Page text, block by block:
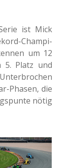
ist Mick
Cham­pi­
um 12
5. Platz und
Phasen, die
nötig